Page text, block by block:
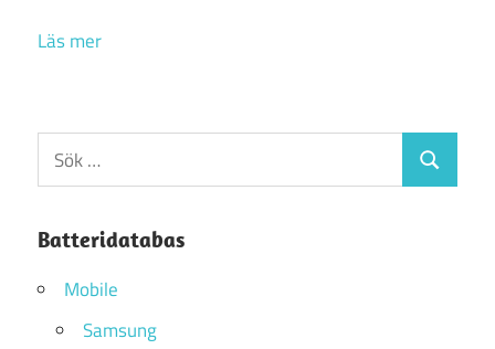
Läs mer
Sök
efter:
Sök
Batteridatabas
Mobile
Samsung